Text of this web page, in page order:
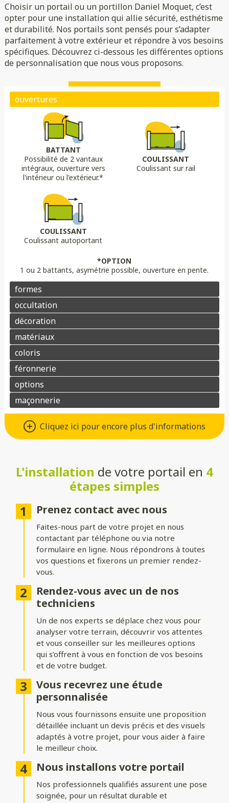
Choisir un portail ou un portillon Daniel Moquet, c’est
opter pour une installation qui allie sécurité, esthétisme
et durabilité. Nos portails sont pensés pour s’adapter
parfaitement à votre extérieur et répondre à vos besoins
spécifiques. Découvrez ci-dessous les différentes options
de personnalisation que nous vous proposons.
BATTANT
Possibilité de 2 vantaux
intégraux, ouverture vers
l'intérieur ou l'extérieur.*
COULISSANT
Coulissant sur rail
COULISSANT
Coulissant autoportant
*OPTION
1 ou 2 battants, asymétrie possible, ouverture en pente.
Biais bas Bombé inversé
Chapeau de gendarmeChapeau de gendarme inversé
Portail pleinPortail semi ajouré Portail ajouré
LAME
Lame 30 cm modulable
OPTION
lame ajourée
OPTION
Lame déco sur mesure
DÉCORS OPTIONS
AluminiumComposite
Pointes
Motorisation
Aluminium
Cliquez ici pour encore plus d'informations
Différents types d’ouvertures
Choisissez le système d’ouverture qui convient au mieux à votre
Battant: idéal pour les larges entrées, avec une ouverture
classique à deux vantaux.
optimise le dégagement latéral.
Coulissant autoportant: sans rail au sol, il assure un
fonctionnement fluide et une esthétique épurée.
Formes du portail
Ajoutez du style à votre entrée avec différentes formes de
portails :
dynamique.
Bombé ou bombé inversé: des courbes élégantes pour un
effet plus traditionnel.
Chapeau de gendarme ou chapeau de gendarme inversé
: une touche classique et raffinée.
Occultation
Adaptez le niveau d’intimité et d’aération de votre portail :
Portail plein: : pour une intimité maximale et une protection
Portail semi-ajouré
luminosité.
L'installation de votre portail en 4
étapes simples
Prenez contact avec nous
Faites-nous part de votre projet en nous
contactant par téléphone ou via notre
formulaire en ligne. Nous répondrons à toutes
vos questions et fixerons un premier rendez-
vous.
Rendez-vous avec un de nos
techniciens
Un de nos experts se déplace chez vous pour
analyser votre terrain, découvrir vos attentes
et vous conseiller sur les meilleures options
qui s’offrent à vous en fonction de vos besoins
et de votre budget.
Vous recevrez une étude
personnalisée
Nous vous fournissons ensuite une proposition
détaillée incluant un devis précis et des visuels
adaptés à votre projet, pour vous aider à faire
le meilleur choix.
Nous installons votre portail
Nos professionnels qualifiés assurent une pose
soignée, pour un résultat durable et